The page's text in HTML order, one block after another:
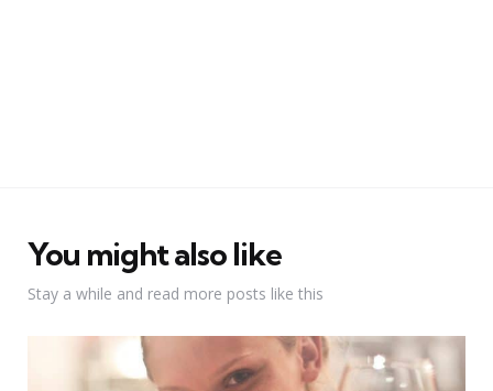
You might also like
Stay a while and read more posts like this